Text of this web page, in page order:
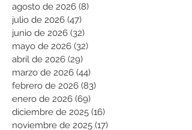
agosto de 2026 (8)
julio de 2026 (47)
junio de 2026 (32)
mayo de 2026 (32)
abril de 2026 (29)
marzo de 2026 (44)
febrero de 2026 (83)
enero de 2026 (69)
diciembre de 2025 (16)
noviembre de 2025 (17)